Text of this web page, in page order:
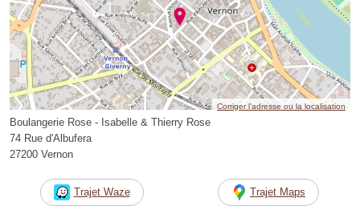
Corriger l’adresse ou la localisation
Boulangerie Rose - Isabelle & Thierry Rose
74 Rue d'Albufera
27200 Vernon
Trajet Waze Trajet Maps